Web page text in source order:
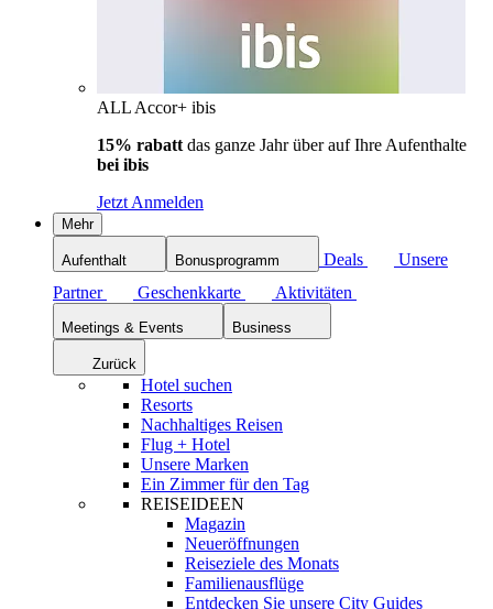
ALL Accor+ ibis
15% rabatt das ganze Jahr über auf Ihre Aufenthalte
bei ibis
Jetzt Anmelden
Mehr
Aufenthalt Bonusprogramm Deals
Unsere
Partner
Geschenkkarte Aktivitäten
Meetings & Events Business
Zurück
Hotel suchen
Resorts
Nachhaltiges Reisen
Flug + Hotel
Unsere Marken
Ein Zimmer für den Tag
REISEIDEEN
Magazin
Neueröffnungen
Reiseziele des Monats
Familienausflüge
Entdecken Sie unsere City Guides